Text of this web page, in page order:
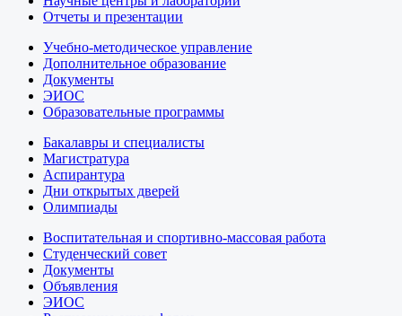
Отчеты и презентации
Учебно-методическое управление
Дополнительное образование
Документы
ЭИОС
Образовательные программы
Бакалавры и специалисты
Магистратура
Аспирантура
Дни открытых дверей
Олимпиады
Воспитательная и спортивно-массовая работа
Студенческий совет
Документы
Объявления
ЭИОС